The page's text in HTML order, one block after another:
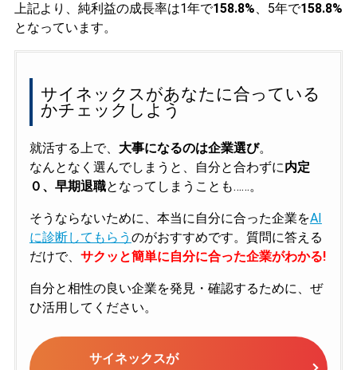
上記より、純利益の成長率は1年で158.8%、5年で158.8%
となっています。
サイネックスがあなたに合っている
かチェックしよう
就活する上で、 大事になるのは企業選び。
なんとなく選んでしまうと、自分と合わずに内定
０、早期退職となってしまうことも……。
そうならないために、本当に自分に合った企業をAI
に診断してもらう のがおすすめです。質問に答える
だけで、 サクッと簡単に自分に合った企業がわかる!
自分と相性の良い企業を発見・確認するために、ぜ
ひ活用してください。
サイネックスが